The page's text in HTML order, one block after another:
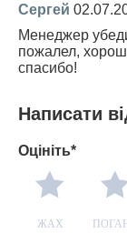
Сергей
Менеджер
пожалел,
спасибо!
Написати
Оцініть*
ЖАХ